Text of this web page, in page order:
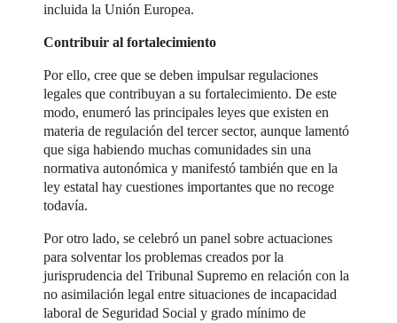
incluida la Unión Europea.
Contribuir al fortalecimiento
Por ello, cree que se deben impulsar regulaciones
legales que contribuyan a su fortalecimiento. De este
modo, enumeró las principales leyes que existen en
materia de regulación del tercer sector, aunque lamentó
que siga habiendo muchas comunidades sin una
normativa autonómica y manifestó también que en la
ley estatal hay cuestiones importantes que no recoge
todavía.
Por otro lado, se celebró un panel sobre actuaciones
para solventar los problemas creados por la
jurisprudencia del Tribunal Supremo en relación con la
no asimilación legal entre situaciones de incapacidad
laboral de Seguridad Social y grado mínimo de